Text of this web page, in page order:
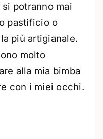
potranno mai
pastificio o
più artigianale.
molto
alla mia bimba
con i miei occhi.